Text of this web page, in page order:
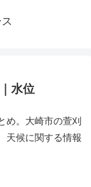
水位
め。大崎市の萱刈
天候に関する情報